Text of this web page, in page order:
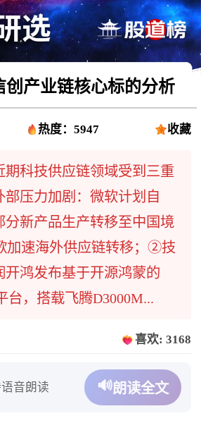
创产业链核心标的分析
热度：5947 收藏
期科技供应链领域受到三重
压力加剧​：微软计划自
分新产品生产转移至中国境
加速海外供应链转移；②技
开鸿发布基于开源鸿蒙的
台，搭载飞腾D3000M...
喜欢: 3168
音朗读 🔊朗读全文